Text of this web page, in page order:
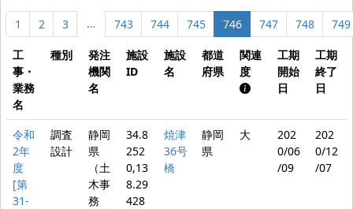
1 2 3 … 743 744 745 746 747 748 749
工
事・
業務
名
種別
発注
機関
名
施設
ID
施設
名
都道
府県
関連
度
工期
開始
日
工期
終了
日
令和
2年
度
[第
31-
調査
設計
静岡
県
（土
木事
務
34.8
252
0,13
8.29
428
焼津
36号
橋
静岡
県
大
202
0/06
/09
202
0/12
/07